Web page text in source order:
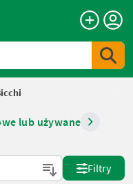
lub używane
Filtry